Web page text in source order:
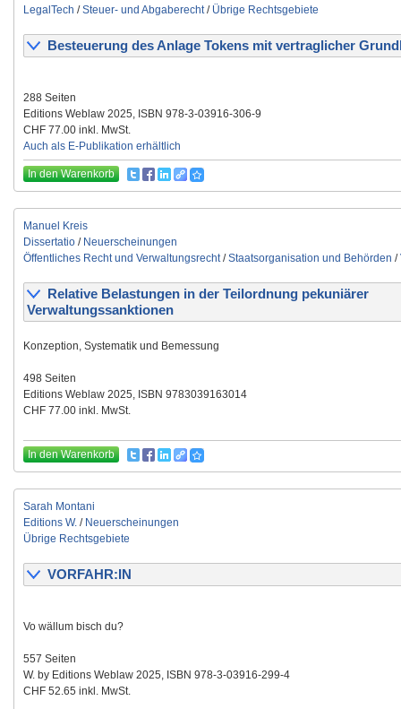
LegalTech /Steuer- und Abgaberecht/ Übrige Rechtsgebiete
Besteuerung des Anlage Tokens mit vertraglicher
288 Seiten
Editions Weblaw 2025, ISBN 978-3-03916-306-9
CHF 77.00 inkl. MwSt.
Auch als E-Publikation erhältlich
In den Warenkorb
Manuel Kreis
Dissertatio / Neuerscheinungen
Öffentliches Recht und Verwaltungsrecht/Staatsorganisation und Behörden /
Relative Belastungen in der Teilordnung pekuniärer
Verwaltungssanktionen
Konzeption, Systematik und Bemessung
498 Seiten
Editions Weblaw 2025, ISBN 9783039163014
CHF 77.00 inkl. MwSt.
In den Warenkorb
Sarah Montani
Editions W. / Neuerscheinungen
Übrige Rechtsgebiete
VORFAHR:IN
Vo wällum bisch du?
557 Seiten
W. by Editions Weblaw 2025, ISBN 978-3-03916-299-4
CHF 52.65 inkl. MwSt.